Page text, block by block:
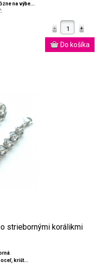
na výbe...
striebornými korálikmi
krišt...